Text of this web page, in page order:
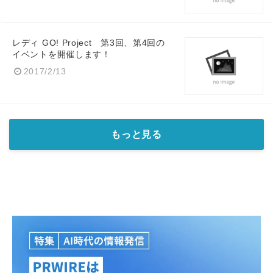
レディ GO! Project 第3回、第4回の
イベントを開催します！
2017/2/13
もっと見る